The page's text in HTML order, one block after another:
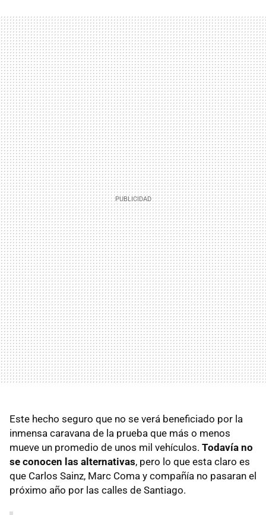
Este hecho seguro que no se verá beneficiado por la
inmensa caravana de la prueba que más o menos
mueve un promedio de unos mil vehículos. Todavía no
se conocen las alternativas, pero lo que esta claro es
que Carlos Sainz, Marc Coma y compañía no pasaran el
próximo año por las calles de Santiago.